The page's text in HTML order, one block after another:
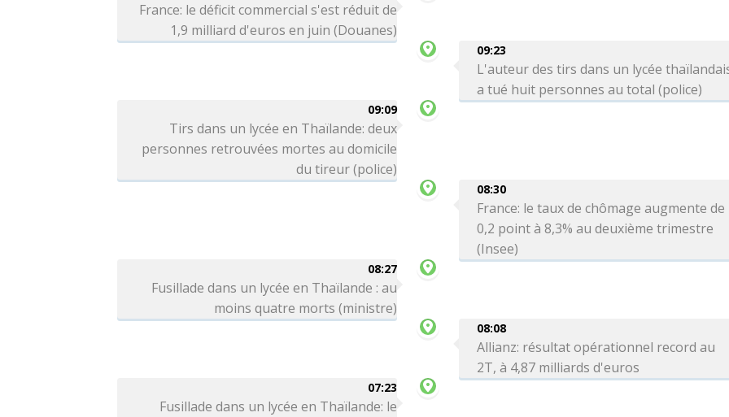
France: le déficit commercial s'est réduit de
1,9 milliard d'euros en juin (Douanes)
09:23
L'auteur des tirs dans un lycée
a tué huit personnes au total (police)
09:09
Tirs dans un lycée en Thaïlande: deux
personnes retrouvées mortes au domicile
du tireur (police)
08:30
France: le taux de chômage augmente de
0,2 point à 8,3% au deuxième trimestre
(Insee)
08:27
Fusillade dans un lycée en Thaïlande : au
moins quatre morts (ministre)
08:08
Allianz: résultat opérationnel record au
2T, à 4,87 milliards d'euros
07:23
Fusillade dans un lycée en Thaïlande: le